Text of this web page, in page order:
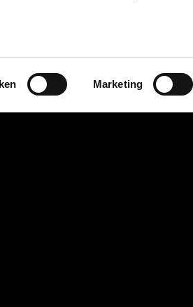
Marketing
of het wisselen van uw banden.
het vervangen van een lampje, het
Heeft u een storing in uw